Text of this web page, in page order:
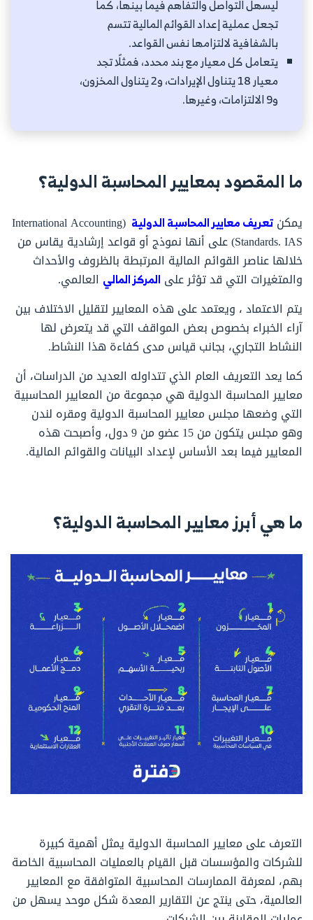
ليسهل التواصل والتفاهم فيما بينها، كما
تجعل عملية إعداد القوائم المالية تتسم
بالشفافية لالتزامها نفس القواعد.
يتعامل كل معيار مع بند محدد، فمثلًا تجد
معيار 18 يتناول الإيرادات، و2 يتناول المخزون،
و9 الالتزامات، وغيرها.
ما المقصود بمعايير المحاسبة الدولية؟
يمكنتعريف معايير المحاسبة الدولية (International Accounting
Standards. IAS) على أنها نموذج أو قواعد إرشادية يقاس من
خلالها عناصر القوائم المالية المرتبطة بالظروف والأحداث
والمتغيرات التي قد تؤثر على المركز المالي العالمي.
يتم الاعتماد ، ويعتمد على هذه المعايير لتقليل الاختلاف بين
آراء الخبراء بخصوص بعض المواقف التي قد يتعرض لها
النشاط التجاري، بجانب قياس مدى كفاءة هذا النشاط.
كما يعد التعريف العام الذي تتداوله العديد من الدراسات، أن
معايير المحاسبة الدولية هي مجموعة من المعايير المحاسبية
التي وضعها مجلس معايير المحاسبة الدولية ومقره لندن
وهو مجلس يتكون من 15 عضو من 9 دول، وأصبحت هذه
المعايير فيما بعد الأساس لإعداد البيانات والقوائم المالية.
ما هي أبرز معايير المحاسبة الدولية؟
التعرف على معايير المحاسبة الدولية يمثل أهمية كبيرة
للشركات والمؤسسات قبل القيام بالعمليات المحاسبية الخاصة
بهم، لمعرفة الممارسات المحاسبية المتوافقة مع المعايير
العالمية، حتى ينتج عن التقارير المعدة شكل موحد يسهل من